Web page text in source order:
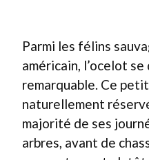
Parmi les félins
américain, l’ocelot
remarquable. Ce
naturellement
majorité de ses
arbres, avant de